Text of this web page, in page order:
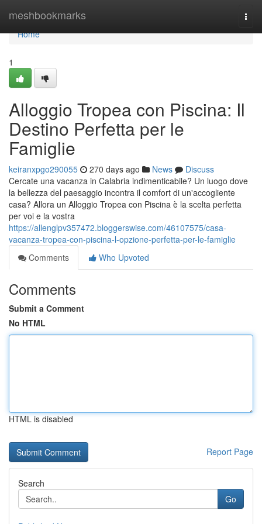
meshbookmarks
Home
Home
1
Alloggio Tropea con Piscina: Il
Destino Perfetta per le
Famiglie
keiranxpgo290055 270 days ago News
Discuss
Cercate una vacanza in Calabria indimenticabile? Un luogo dove
la bellezza del paesaggio incontra il comfort di un'accogliente
casa? Allora un Alloggio Tropea con Piscina è la scelta perfetta
per voi e la vostra
https://allenglpv357472.bloggerswise.com/46107575/casa-
vacanza-tropea-con-piscina-l-opzione-perfetta-per-le-famiglie
Comments
Who Upvoted
Comments
Submit a Comment
No HTML
HTML is disabled
Report Page
Search
Go